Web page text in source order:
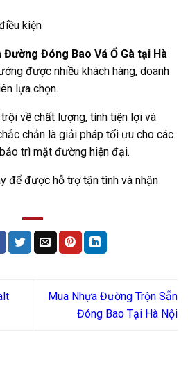
kiện
Đường Đóng Bao Vá Ổ Gà tại Hà
được nhiều khách hàng, doanh
lựa chọn.
về chất lượng, tính tiện lợi và
chắn là giải pháp tối ưu cho các
trì mặt đường hiện đại.
để được hỗ trợ tận tình và nhận
Mua Nhựa Đường Trộn Sẵn
Đóng Bao Tại Hà Nội